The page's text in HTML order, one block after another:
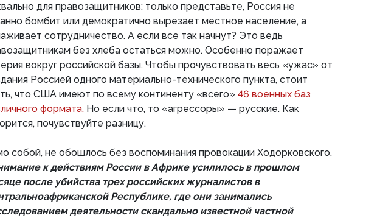
для правозащитников: только представьте, Россия не
бомбит или демократично вырезает местное население, а
сотрудничество. А если все так начнут? Это ведь
без хлеба остаться можно. Особенно поражает
вокруг российской базы. Чтобы прочувствовать весь «ужас» от
Россией одного материально-технического пункта, стоит
что США имеют по всему континенту «всего» 46 военных баз
формата. Но если что, то «агрессоры» — русские. Как
почувствуйте разницу.
собой, не обошлось без воспоминания провокации Ходорковского.
к действиям России в Африке усилилось в прошлом
после убийства трех российских журналистов в
Республике, где они занимались
деятельности скандально известной частной